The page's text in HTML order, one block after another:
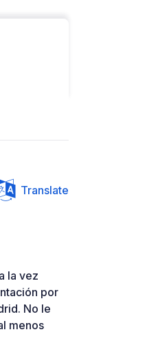
Translate
la vez
por
No le
menos